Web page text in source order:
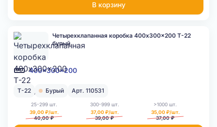
В корзину
400x300x200
Четырехклапанная коробка 400x300x200 Т-22
бурый
Т-22 Бурый Арт. 110531
25-299 шт.
39,00 ₽/шт.
40,00 ₽
300-999 шт.
37,00 ₽/шт.
39,00 ₽
>1000 шт.
35,00 ₽/шт.
37,00 ₽